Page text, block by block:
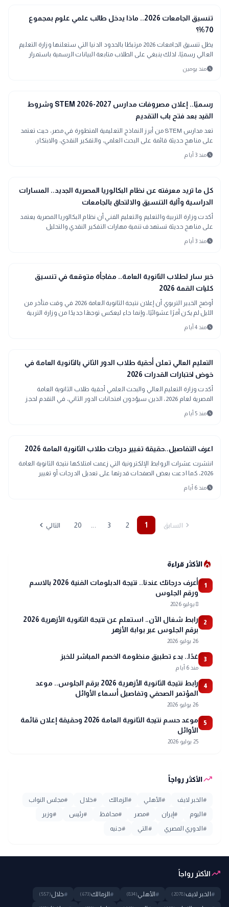
school
مدارس وجامعات
تنسيق الجامعات 2026.. ماذا يدخل طالب علمي علوم بمجموع
70%؟
يظل تنسيق الجامعات 2026 مرتبطًا بالحدود الدنيا التي ستعلنها وزارة التعليم
العالي رسميًا، لذلك ينبغي على الطلاب متابعة البيانات الرسمية باستمرار
scheduleمنذ يومين
school
مدارس وجامعات
رسميًا.. إعلان مصروفات مدارس STEM 2026-2027 وشروط
القيد بعد فتح باب التقديم
تعد مدارس STEM من أبرز النماذج التعليمية المتطورة في مصر، حيث تعتمد
على مناهج حديثة قائمة على البحث العلمي، والتفكير النقدي، والابتكار،
والعمل الجماعي
scheduleمنذ 3 أيام
school
مدارس وجامعات
كل ما تريد معرفته عن نظام البكالوريا المصرية الجديد.. المسارات
الدراسية وآلية التنسيق والالتحاق بالجامعات
أكدت وزارة التربية والتعليم والتعليم الفني أن نظام البكالوريا المصرية يعتمد
على مناهج حديثة تستهدف تنمية مهارات التفكير النقدي والتحليل
والاستدلال، من خلال محتوى تعليمي تفاعلي يواكب المعايير الدولية.
scheduleمنذ 3 أيام
school
مدارس وجامعات
خبر سار لطلاب الثانوية العامة.. مفاجأة متوقعة في تنسيق
كليات القمة 2026
أوضح الخبير التربوي أن إعلان نتيجة الثانوية العامة 2026 في وقت متأخر من
الليل لم يكن أمرًا عشوائيًا، وإنما جاء ليعكس توجهًا جديدًا من وزارة التربية
والتعليم
scheduleمنذ 4 أيام
school
مدارس وجامعات
التعليم العالي تعلن أحقية طلاب الدور الثاني بالثانوية العامة في
خوض اختبارات القدرات 2026
أكدت وزارة التعليم العالي والبحث العلمي أحقية طلاب الثانوية العامة
المصرية لعام 2026، الذين سيؤدون امتحانات الدور الثاني، في التقدم لحجز
اختبارات القدرات الخاصة بالكليات التي تشترط اجتياز هذه الاختبارات ضمن
قواعد القبول بها.
scheduleمنذ 5 أيام
school
مدارس وجامعات
اعرف التفاصيل..حقيقة تغيير درجات طلاب الثانوية العامة 2026
انتشرت عشرات الروابط الإلكترونية التي زعمت امتلاكها نتيجة الثانوية العامة
2026، كما ادعت بعض الصفحات قدرتها على تعديل الدرجات أو تغيير
المجموع النهائي للطلاب.
scheduleمنذ 6 أيام
chevron_right السابق 1
2
3
...
20 التاليchevron_left
local_fire_departmentالأكثر قراءة
1
أعرف درجاتك عندنا.. نتيجة الدبلومات الفنية 2026 بالاسم
ورقم الجلوس
8 يوليو 2026
2
رابط شغال الآن.. استعلم عن نتيجة الثانوية الأزهرية 2026
برقم الجلوس عبر بوابة الأزهر
26 يوليو 2026
3 غدًا.. بدء تطبيق منظومة الخصم المباشر للخبز
منذ 6 أيام
4
رابط نتيجة الثانوية الأزهرية 2026 برقم الجلوس.. موعد
المؤتمر الصحفي وتفاصيل أسماء الأوائل
26 يوليو 2026
5
موعد حسم نتيجة الثانوية العامة 2026 وحقيقة إعلان قائمة
الأوائل
25 يوليو 2026
trending_upالأكثر رواجاً
# الخبر لايف #الأهلي #الزمالك #خلال #مجلس النواب
# اليوم # إيران #مصر #محافظ #رئيس #وزير
# الدوري المصري # التي #جنيه
trending_upالأكثر رواجاً
# الخبر لايف(2078)
#الأهلي(834)
#الزمالك(673)
#خلال(557)